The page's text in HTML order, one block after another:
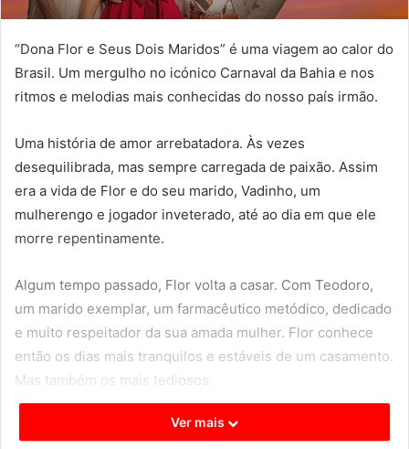
“Dona Flor e Seus Dois Maridos” é uma viagem ao calor do
Brasil. Um mergulho no icónico Carnaval da Bahia e nos
ritmos e melodias mais conhecidas do nosso país irmão.
Uma história de amor arrebatadora. Às vezes
desequilibrada, mas sempre carregada de paixão. Assim
era a vida de Flor e do seu marido, Vadinho, um
mulherengo e jogador inveterado, até ao dia em que ele
morre repentinamente.
Algum tempo passado, Flor volta a casar. Com Teodoro,
um marido exemplar, um farmacêutico metódico, dedicado
e muito respeitador da sua amada mulher. Flor conhece
então os dias mais tranquilos e estáveis de um casamento.
Mas também os mais tediosos.
Até ao dia em que o fantasma de Vadinho aparece na sua
Ver mais